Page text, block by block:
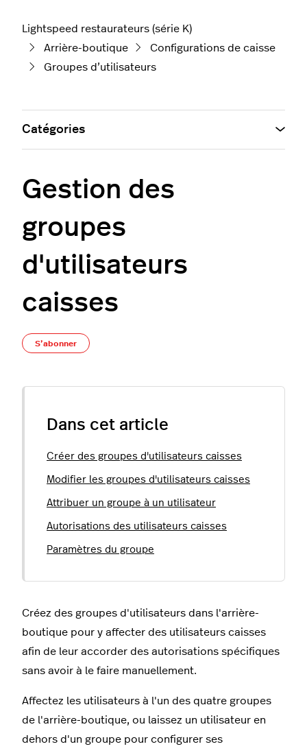
Lightspeed restaurateurs (série K)
Arrière-boutique
Configurations de caisse
Groupes d’utilisateurs
Gestion des
groupes
d'utilisateurs
caisses
S’abonner
Dans cet article
Créer des groupes d'utilisateurs caisses
Modifier les groupes d'utilisateurs caisses
Attribuer un groupe à un utilisateur
Autorisations des utilisateurs caisses
Paramètres du groupe
Créez des groupes d'utilisateurs dans l'arrière-
boutique pour y affecter des utilisateurs caisses
afin de leur accorder des autorisations spécifiques
sans avoir à le faire manuellement.
Affectez les utilisateurs à l'un des quatre groupes
de l'arrière-boutique, ou laissez un utilisateur en
dehors d'un groupe pour configurer ses
Catégories